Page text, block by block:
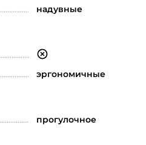
надувные
эргономичные
прогулочное